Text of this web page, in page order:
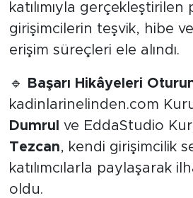
katılımıyla gerçekleştirilen
girişimcilerin teşvik, hibe
erişim süreçleri ele alındı.
🔹
Başarı Hikâyeleri
kadinlarinelinden.com
Dumrul ve EddaStudio
Tezcan, kendi girişimcilik
katılımcılarla paylaşarak
oldu.